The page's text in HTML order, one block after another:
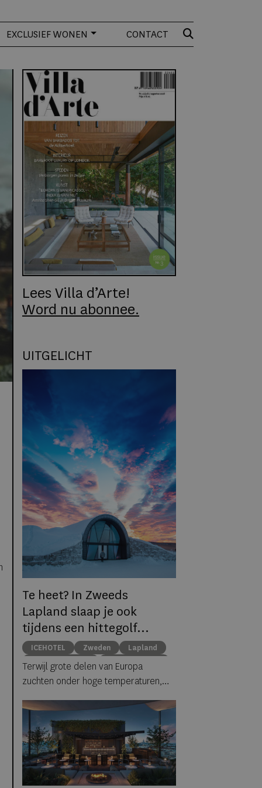
EXCLUSIEF WONEN CONTACT
Lees Villa d’Arte!
Word nu abonnee.
UITGELICHT
Te heet? In Zweeds
Lapland slaap je ook
tijdens een hittegolf
gewoon tussen ijs en
sneeuw
ICEHOTEL Zweden
Lapland
middernachtzon
summer travel
Arctische reizen
Terwijl grote delen van Europa
zuchten onder hoge temperaturen,
Jukkasjärvi een verrassend
alternatief. Dankzij
ICEHOTEL 365blijft
het iconische ijshotel het hele jaar
geopend, waardoor gasten zelfs
midden in de zomer kunnen
overnachten in met de hand uit ijs